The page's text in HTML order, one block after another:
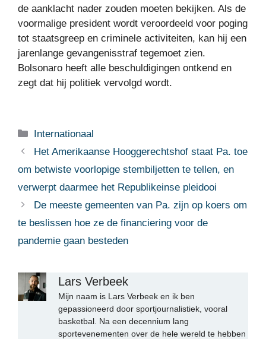
de aanklacht nader zouden moeten bekijken. Als de
voormalige president wordt veroordeeld voor poging
tot staatsgreep en criminele activiteiten, kan hij een
jarenlange gevangenisstraf tegemoet zien.
Bolsonaro heeft alle beschuldigingen ontkend en
zegt dat hij politiek vervolgd wordt.
Categorieën
Internationaal
Het Amerikaanse Hooggerechtshof staat Pa. toe
om betwiste voorlopige stembiljetten te tellen, en
verwerpt daarmee het Republikeinse pleidooi
De meeste gemeenten van Pa. zijn op koers om
te beslissen hoe ze de financiering voor de
pandemie gaan besteden
Lars Verbeek
Mijn naam is Lars Verbeek en ik ben
gepassioneerd door sportjournalistiek, vooral
basketbal. Na een decennium lang
sportevenementen over de hele wereld te hebben